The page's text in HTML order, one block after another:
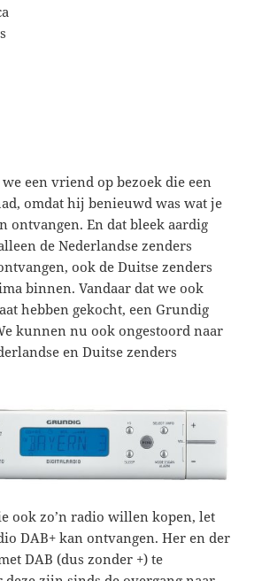
een vriend op bezoek die een
omdat hij benieuwd was wat je
ontvangen. En dat bleek aardig
de Nederlandse zenders
ook de Duitse zenders
binnen. Vandaar dat we ook
hebben gekocht, een Grundig
kunnen nu ook ongestoord naar
en Duitse zenders
ook zo’n radio willen kopen, let
DAB+ kan ontvangen. Her en der
DAB (dus zonder +) te